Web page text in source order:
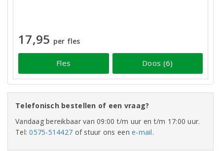
17,95 per fles
Fles Doos (6)
Telefonisch bestellen of een vraag?
Vandaag bereikbaar van 09:00 t/m uur en t/m 17:00 uur.
Tel:0575-514427 of stuur ons eene-mail.